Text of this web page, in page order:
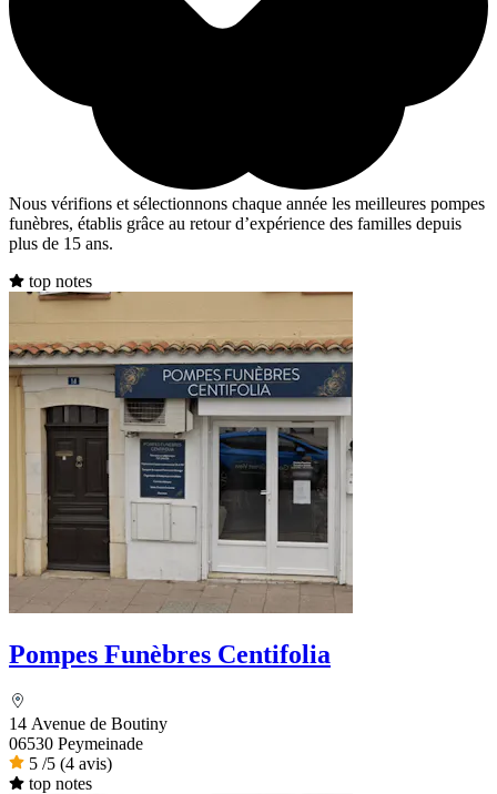
Nous vérifions et sélectionnons chaque année les meilleures pompes
funèbres, établis grâce au retour d’expérience des familles depuis
plus de 15 ans.
top notes
Pompes Funèbres Centifolia
14 Avenue de Boutiny
06530 Peymeinade
5 /5 (4 avis)
top notes